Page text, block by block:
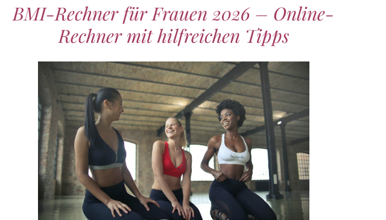
BMI-Rechner für Frauen 2026 – Online-
Rechner mit hilfreichen Tipps